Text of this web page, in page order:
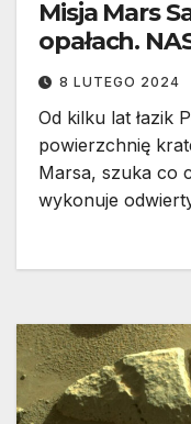
Misja Mars
opałach.
8 LUTEGO 2024
Od kilku lat łazik
powierzchnię
Marsa, szuka co
wykonuje